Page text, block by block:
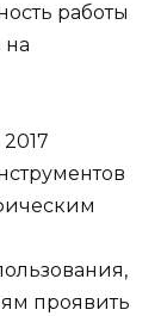
работы
на
проявить